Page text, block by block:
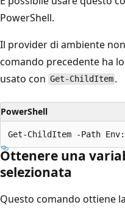
PowerShell.
Il provider di ambiente
comando precedente ha
usato con Get-ChildItem .
PowerShell
Ottenere una
selezionata
Questo comando ottiene